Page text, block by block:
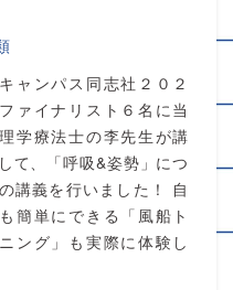
ャンパス同志社２０２
ァイナリスト６名に当
学療法士の李先生が講
て、「呼吸&姿勢」につ
講義を行いました！ 自
簡単にできる「風船ト
ング」も実際に体験し